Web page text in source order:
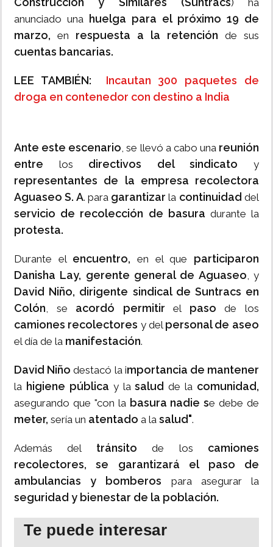
) ha
anunciado una huelga para el próximo 19 de
marzo, en respuesta a la retención de sus
cuentas bancarias.
LEE TAMBIÉN: Incautan 300 paquetes de
droga en contenedor con destino a India
Ante este escenario, se llevó a cabo unareunión
entre los directivos del sindicato y
representantes de la empresa recolectora
Aguaseo S. A. para garantizar la continuidaddel
servicio de recolección de basura durante la
protesta.
Durante el encuentro,en el que participaron
Danisha Lay, gerente general de Aguaseo, y
David Niño, dirigente sindical de Suntracs en
Colón, se acordó permitir el pasode los
camiones recolectores y del personal de aseo
el día de la manifestación.
David Niño destacó la importancia de mantener
la higiene pública y lasaludde la comunidad,
asegurando que "con la basura nadie se debe de
meter, sería un atentado a la salud".
Además del tránsitode los camiones
recolectores, se garantizará el paso de
ambulancias y bomberos para asegurar la
seguridad y bienestar de la población.
Te puede interesar